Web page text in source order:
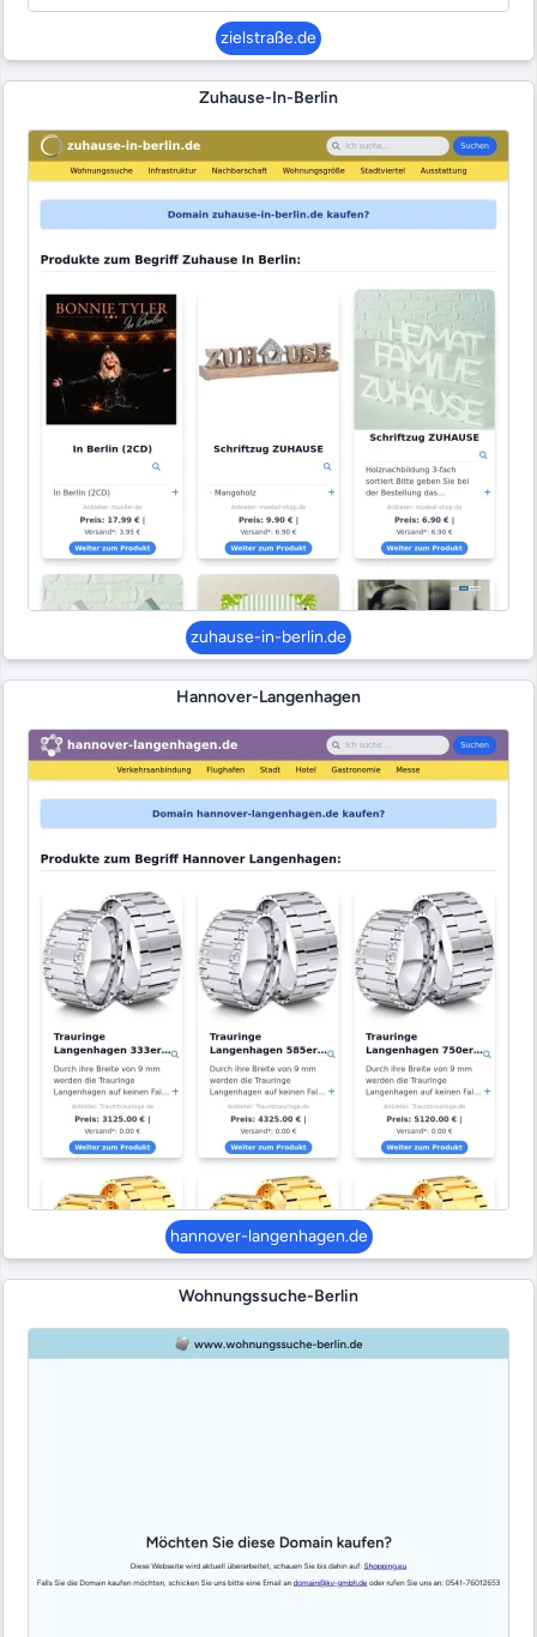
zielstraße.de
Zuhause-In-Berlin
zuhause-in-berlin.de
Hannover-Langenhagen
hannover-langenhagen.de
Wohnungssuche-Berlin